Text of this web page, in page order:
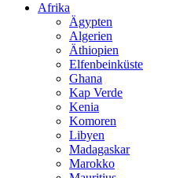
Afrika
Ägypten
Algerien
Äthiopien
Elfenbeinküste
Ghana
Kap Verde
Kenia
Komoren
Libyen
Madagaskar
Marokko